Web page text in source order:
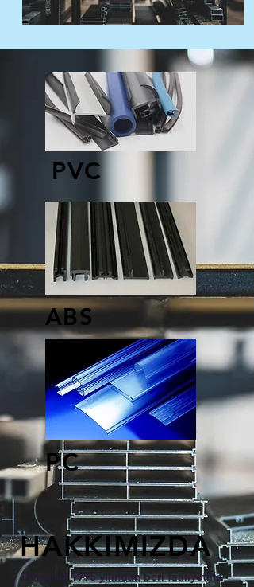
PVC
ABS
PC
HAKKIMIZDA
Firmamız 1995 yılından beri faaliyetine